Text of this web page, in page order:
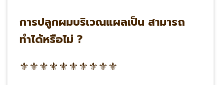
การปลูกผมบริเวณแผลเป็น สามารถ
ทำได้หรือไม่ ?
⚜⚜⚜⚜⚜⚜⚜⚜⚜⚜